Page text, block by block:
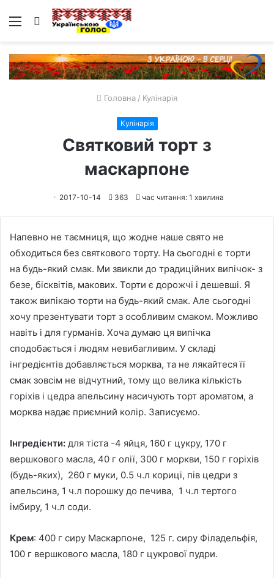
Меню Пошук
Головна / Кулінарія
Кулінарія
Cвятковий торт з
маскарпоне
2017-10-14 363 час читання: 1 хвилина
Напевно не таємниця, що жодне наше свято не
обходиться без святкового торту. На сьогодні є торти
на будь-який смак. Ми звикли до традиційних випічок- з
безе, бісквітів, макових. Торти є дорожчі і дешевші. Я
також випікаю торти на будь-який смак. Але сьогодні
хочу презентувати торт з особливим смаком. Можливо
навіть і для гурманів. Хоча думаю ця випічка
сподобається і людям невибагливим. У складі
інгредієнтів добавляється морква, та не лякайтеся її
смак зовсім не відчутний, тому що велика кількість
горіхів і цедра апельсину насичують торт ароматом, а
морква надає приємний колір. Записуємо.
Інгредієнти: для тіста -4 яйця, 160 г цукру, 170 г
вершкового масла, 40 г олії, 300 г моркви, 150 г горіхів
(будь-яких), 260 г муки, 0.5 ч.л кориці, пів цедри з
апельсина, 1 ч.л порошку до печива, 1 ч.л тертого
імбиру, 1 ч.л соди.
Крем: 400 г сиру Маскарпоне, 125 г. сиру Філадельфія,
100 г вершкового масла, 180 г цукрової пудри.